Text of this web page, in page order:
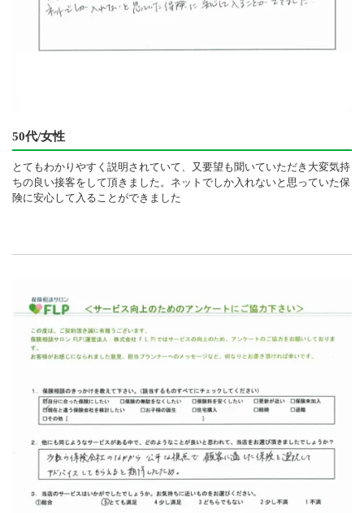
50代/女性
とてもわかりやすく説明されていて、又要望も聞いていただき大変気持
ちの良い接客をして頂きました。ネットでしか入れないと思っていた保
険に安心して入ることができました